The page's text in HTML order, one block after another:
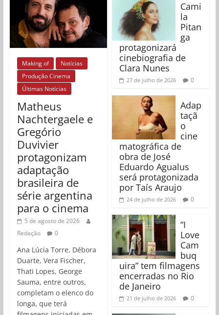
Making of
Notícias
Produção Cinema
Últimas Notícias
Matheus
Nachtergaele e
Gregório
Duvivier
protagonizam
adaptação
brasileira de
série argentina
para o cinema
5 de agosto de 2026
Redação
0
Ana Lúcia Torre, Débora
Duarte, Vera Fischer,
Thati Lopes, George
Sauma, entre outros,
completam o elenco do
longa, que terá
Cami
la
Pitan
ga
protagonizará
cinebiografia de
Clara Nunes
27 de julho de 2026 0
Adap
taçã
o
cine
matográfica de
obra de José
Eduardo Agualus
será protagonizada
por Taís Araujo
24 de julho de 2026 0
“I
Love
Cam
buq
uira” tem filmagens
encerradas no Rio
de Janeiro
21 de julho de 2026 0